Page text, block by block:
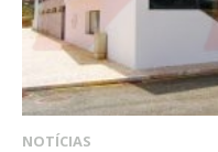
NOTÍCIAS